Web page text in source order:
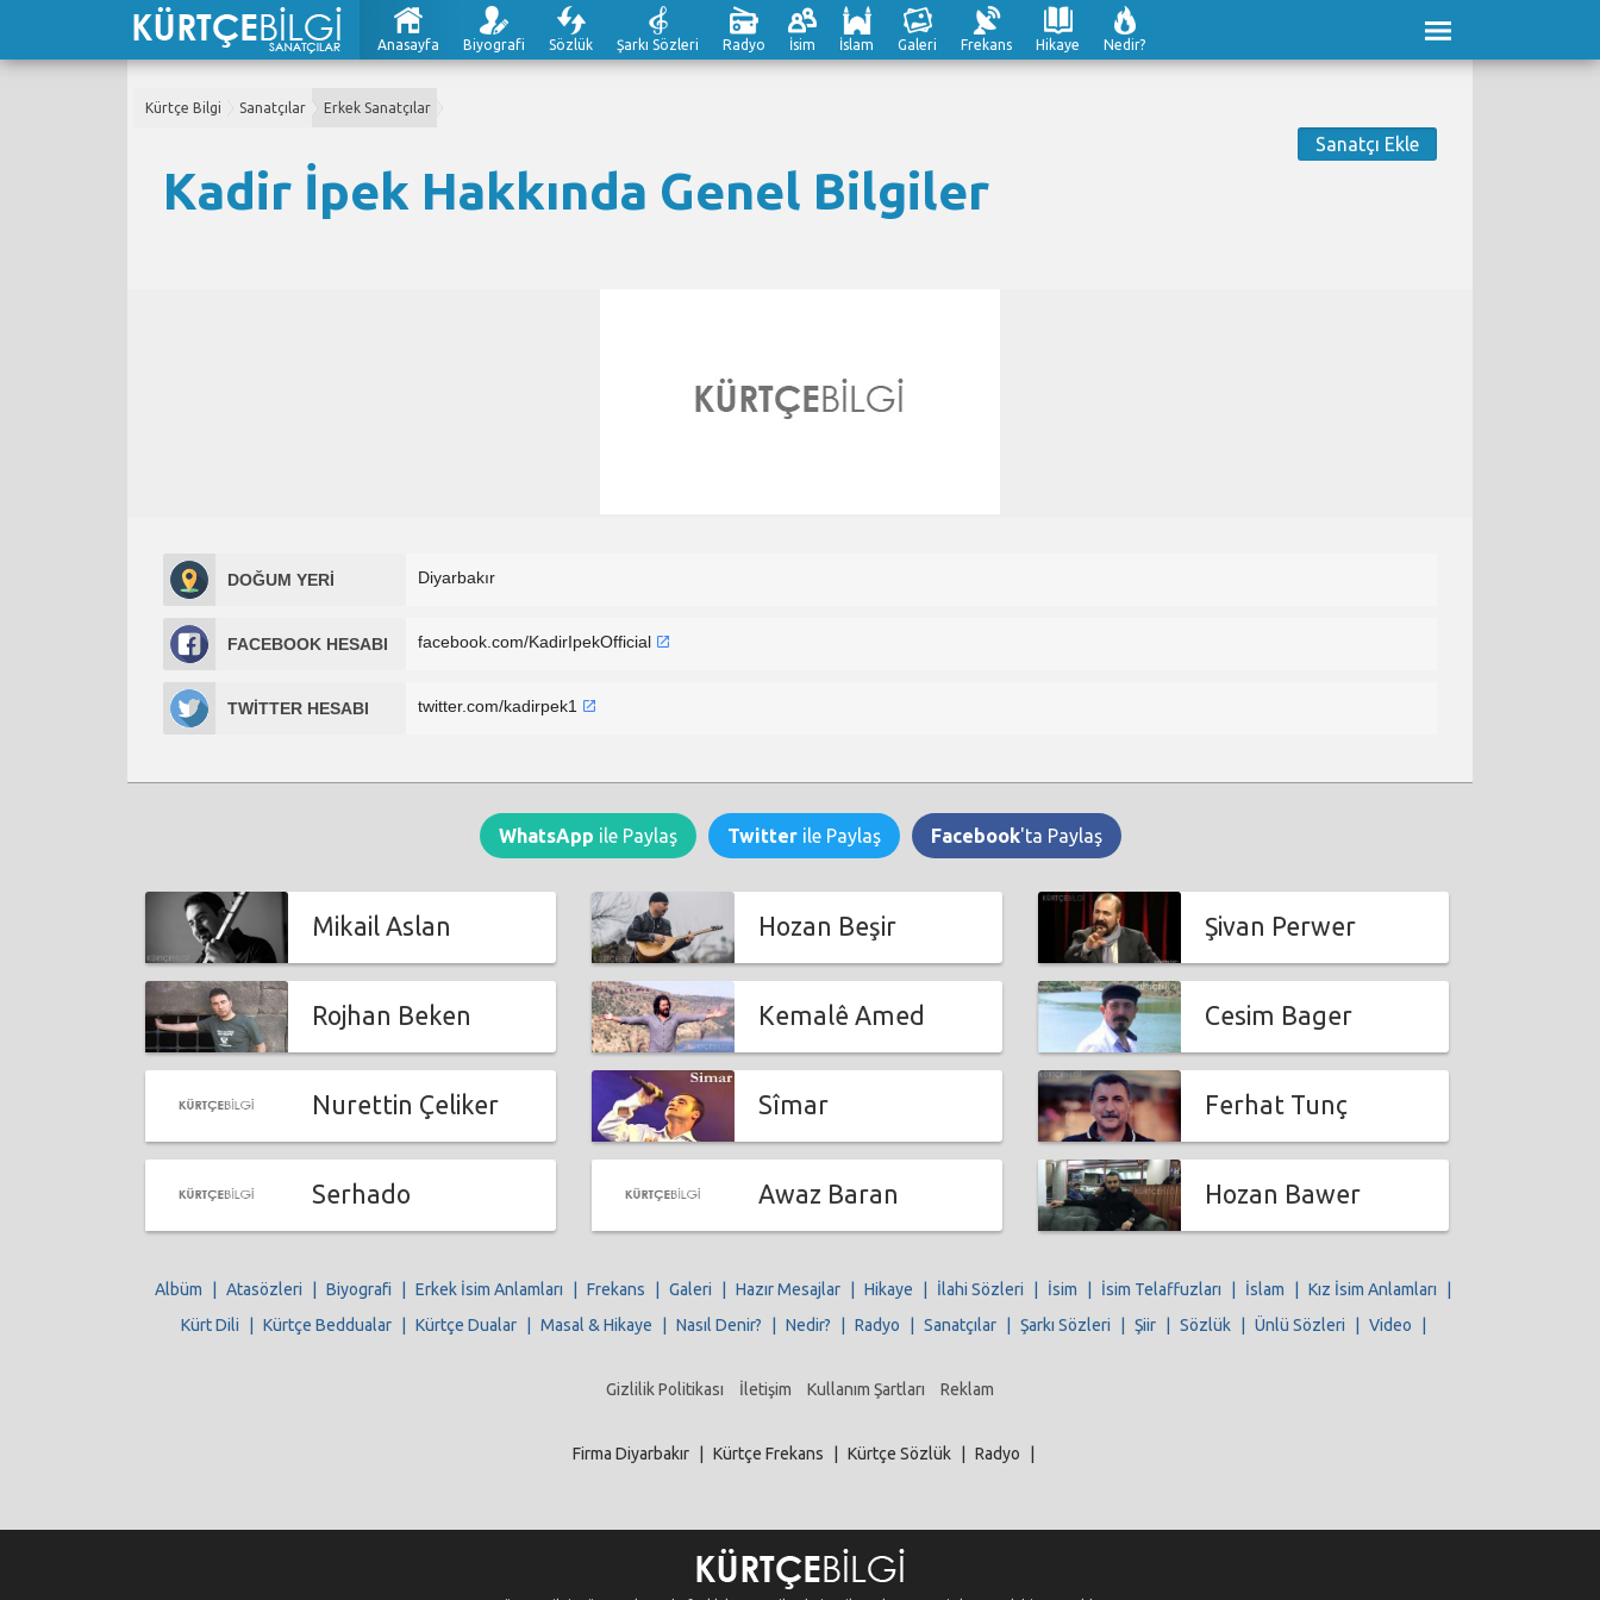
Anasayfa Biyografi Sözlük Şarkı Sözleri Radyo İsim İslam Galeri Frekans Hikaye Nedir?
Kürtçe Bilgi Sanatçılar Erkek Sanatçılar
Sanatçı Ekle
Kadir İpek Hakkında Genel Bilgiler
DOĞUM YERİ Diyarbakır
FACEBOOK HESABI facebook.com/KadirIpekOfficial
TWİTTER HESABI twitter.com/kadirpek1
WhatsApp ile Paylaş Twitterile Paylaş Facebook'ta Paylaş
Mikail Aslan Hozan Beşir Şivan Perwer
Rojhan Beken Kemalê Amed Cesim Bager
Nurettin Çeliker Sîmar Ferhat Tunç
Serhado Awaz Baran Hozan Bawer
Albüm Atasözleri Biyografi Erkek İsim Anlamları Frekans Galeri Hazır Mesajlar Hikaye İlahi Sözleri İsim İsim Telaffuzları İslam Kız İsim Anlamları
Kürt Dili
Kürtçe Beddualar Kürtçe Dualar Masal & Hikaye Nasıl Denir? Nedir? Radyo Sanatçılar Şarkı Sözleri Şiir Sözlük Ünlü Sözleri Video
Gizlilik Politikası İletişim Kullanım Şartları Reklam
Firma Diyarbakır Kürtçe Frekans Kürtçe Sözlük Radyo